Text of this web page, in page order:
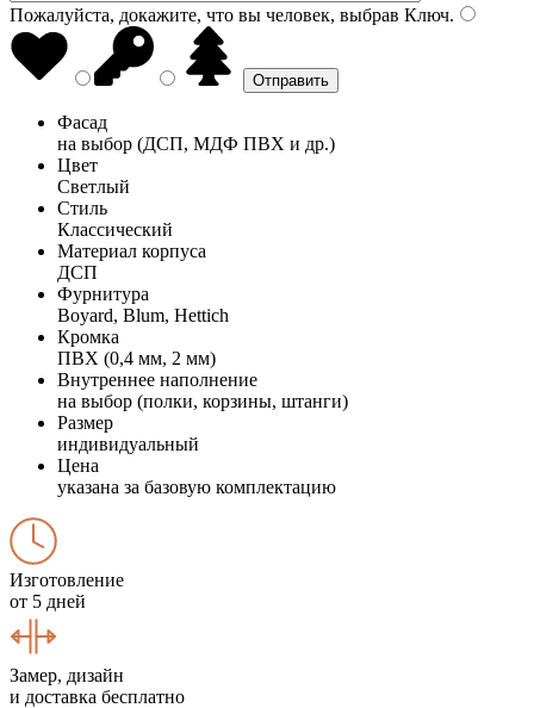
Пожалуйста, докажите, что вы человек, выбрав Ключ.
Фасад
на выбор (ДСП, МДФ ПВХ и др.)
Цвет
Светлый
Стиль
Классический
Материал корпуса
ДСП
Фурнитура
Boyard, Blum, Hettich
Кромка
ПВХ (0,4 мм, 2 мм)
Внутреннее наполнение
на выбор (полки, корзины, штанги)
Размер
индивидуальный
Цена
указана за базовую комплектацию
Изготовление
от 5 дней
Замер, дизайн
и доставка бесплатно